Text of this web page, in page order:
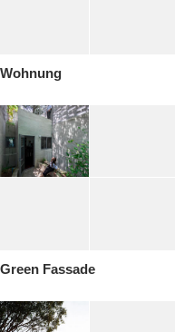
Wohnung
Green Fassade